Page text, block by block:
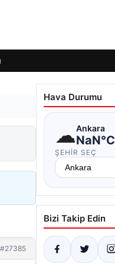
#27385
Hava Durumu
☁Ankara
NaN°C
ŞEHIR SEÇ
Bizi Takip Edin